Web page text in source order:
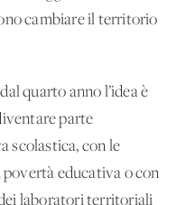
cambiare il territorio
quarto anno l’idea è
parte
scolastica, con le
povertà educativa o con
laboratori territoriali